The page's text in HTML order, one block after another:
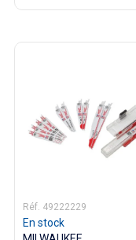
Réf. 49222229
En stock